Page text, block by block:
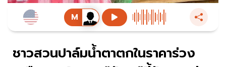
ชาวสวนปาล์มน้ำตาตกในราคาร่วง